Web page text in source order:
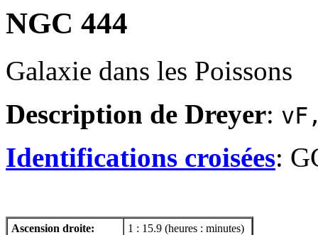
NGC 444
Galaxie dans les Poissons
Description de Dreyer:
Identifications croisées:
Ascension droite:
1 : 15.9 (heures : minutes)